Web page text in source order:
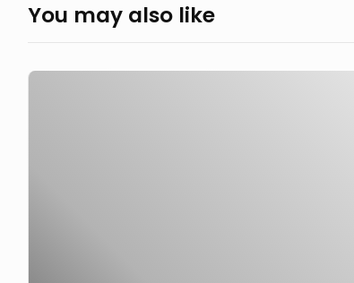
You may also like